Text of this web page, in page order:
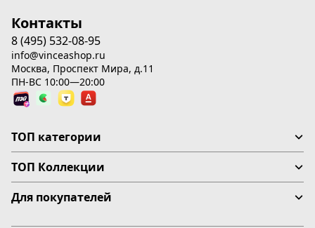
Контакты
8 (495) 532-08-95
info@vinceashop.ru
Москва, Проспект Мира, д.11
ПН-ВС 10:00—20:00
ТОП категории
ТОП Коллекции
Для покупателей